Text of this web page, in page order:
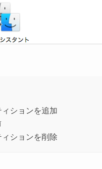
ションを追加
ションを削除